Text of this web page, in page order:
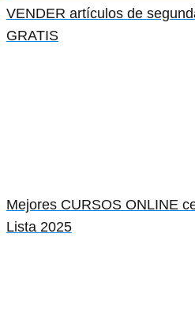
VENDER artículos de
GRATIS
Mejores CURSOS ONLINE
Lista 2025